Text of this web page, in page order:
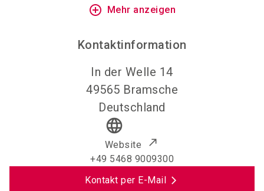
add_circle_outline Mehr anzeigen
Kontaktinformation
In der Welle 14
49565 Bramsche
Deutschland
language
Website
+49 5468 9009300
Kontakt per E-Mail